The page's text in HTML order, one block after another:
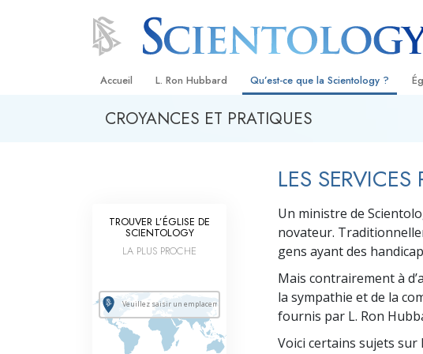
Accueil L. Ron Hubbard Qu’est-ce que la Scientology ?
Croyances et pratiques
Les scientologues et la Scientologie
Rencontrez un scientologue
À l’intérieur d’une église
Les principes de base de la
Scientologie
La Dianétique : Une introduction
CROYANCES ET PRATIQUES
LES SERVICES
Un ministre de
novateur.
gens ayant des
Mais contrairement à
la sympathie et de la
fournis par L. Ron
Voici certains sujets sur
TROUVER L’ÉGLISE DE
SCIENTOLOGY
LA PLUS PROCHE